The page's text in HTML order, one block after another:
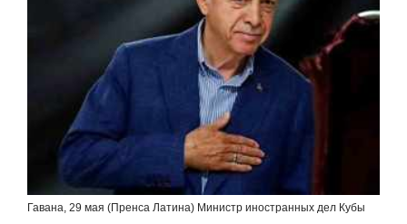
Гавана, 29 мая (Пренса Латина) Министр иностранных дел Кубы